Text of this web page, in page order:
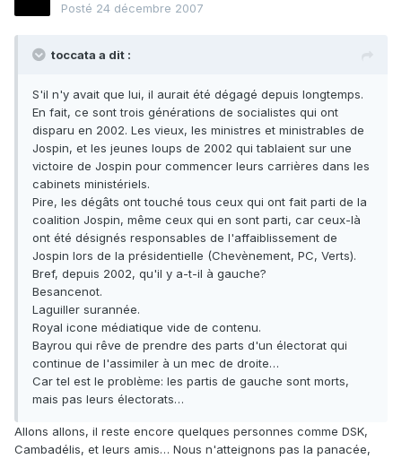
Posté 24 décembre 2007
toccata a dit :
S'il n'y avait que lui, il aurait été dégagé depuis longtemps.
En fait, ce sont trois générations de socialistes qui ont
disparu en 2002. Les vieux, les ministres et ministrables de
Jospin, et les jeunes loups de 2002 qui tablaient sur une
victoire de Jospin pour commencer leurs carrières dans les
cabinets ministériels.
Pire, les dégâts ont touché tous ceux qui ont fait parti de la
coalition Jospin, même ceux qui en sont parti, car ceux-là
ont été désignés responsables de l'affaiblissement de
Jospin lors de la présidentielle (Chevènement, PC, Verts).
Bref, depuis 2002, qu'il y a-t-il à gauche?
Besancenot.
Laguiller surannée.
Royal icone médiatique vide de contenu.
Bayrou qui rêve de prendre des parts d'un électorat qui
continue de l'assimiler à un mec de droite…
Car tel est le problème: les partis de gauche sont morts,
mais pas leurs électorats…
Allons allons, il reste encore quelques personnes comme DSK,
Cambadélis, et leurs amis… Nous n'atteignons pas la panacée,